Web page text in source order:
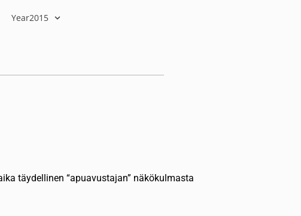
Year2015
täydellinen “apuavustajan” näkökulmasta